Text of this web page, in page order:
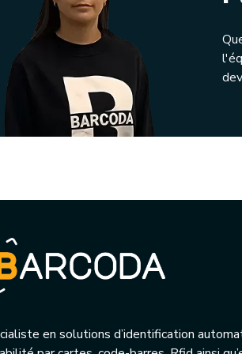
en solutions d’identification